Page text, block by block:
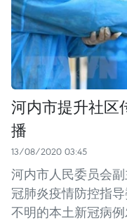
河内市提升社区
播
13/08/2020 03:45
河内市人民委员会
冠肺炎疫情防控指
不明的本土新冠病